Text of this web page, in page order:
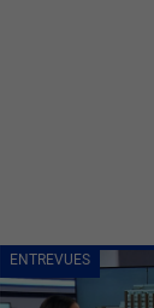
ENTREVUES